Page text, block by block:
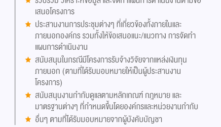
เสนอโครงการ
ประสานงานการประชุมต่างๆ ที่เกี่ยวข้องทั้งภายในและ
ภายนอกองค์กร รวมทั้งให้ข้อเสนอแนะ/แนวทาง การจัดทำ
แผนการดำเนินงาน
สนับสนุนในกรณีมีโครงการรับจ้างวิจัยจากแหล่งเงินทุน
ภายนอก (ตามที่ได้รับมอบหมายให้เป็นผู้ประสานงาน
โครงการ)
สนับสนุนงานกำกับดูแลตามหลักเกณฑ์ กฎหมาย และ
มาตรฐานต่างๆ ที่กำหนดขึ้นโดยองค์กรและหน่วยงานกำกับ
อื่นๆ ตามที่ได้รับมอบหมายจากผู้บังคับบัญชา